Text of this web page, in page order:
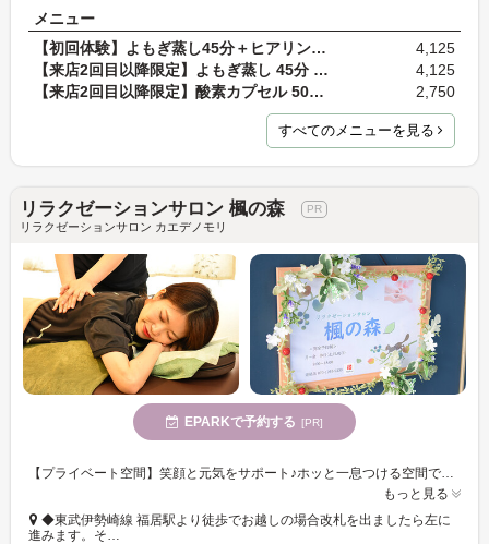
メニュー
【初回体験】よもぎ蒸し45分＋ヒアリング15分 ≪フェ…
4,125
【来店2回目以降限定】よもぎ蒸し 45分 ≪フェイスタ…
4,125
【来店2回目以降限定】酸素カプセル 50分 ≪バスタオ…
2,750
すべてのメニューを見る
リラクゼーションサロン 楓の森
リラクゼーションサロン カエデノモリ
EPARKで予約する [PR]
もっと見る
◆東武伊勢崎線 福居駅より徒歩でお越しの場合改札を出ましたら左に
進みます。そ…